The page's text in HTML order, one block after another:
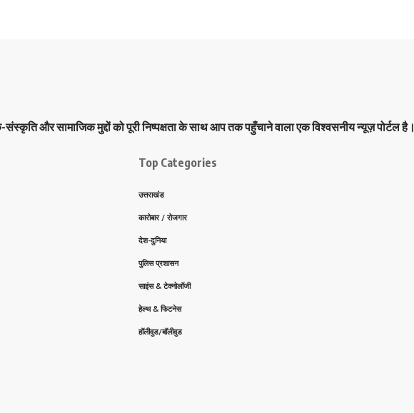
और सामाजिक मुद्दों को पूरी निष्पक्षता के साथ आप तक पहुँचाने वाला एक विश्वसनीय न्यूज़ पोर्टल है।
Top Categories
उत्तराखंड
कारोबार / रोजगार
देश-दुनिया
पुलिस प्रशासन
साइंस & टेक्नोलॉजी
हेल्थ & फिटनेस
हॉलीवुड/बॉलीवुड